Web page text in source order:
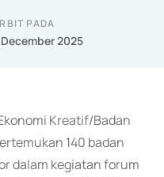
PADA
2025
Kreatif/Badan
140 badan
dalam kegiatan forum